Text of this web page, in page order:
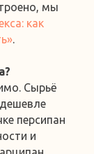
мы
как
.
Сырьё
персипан
и